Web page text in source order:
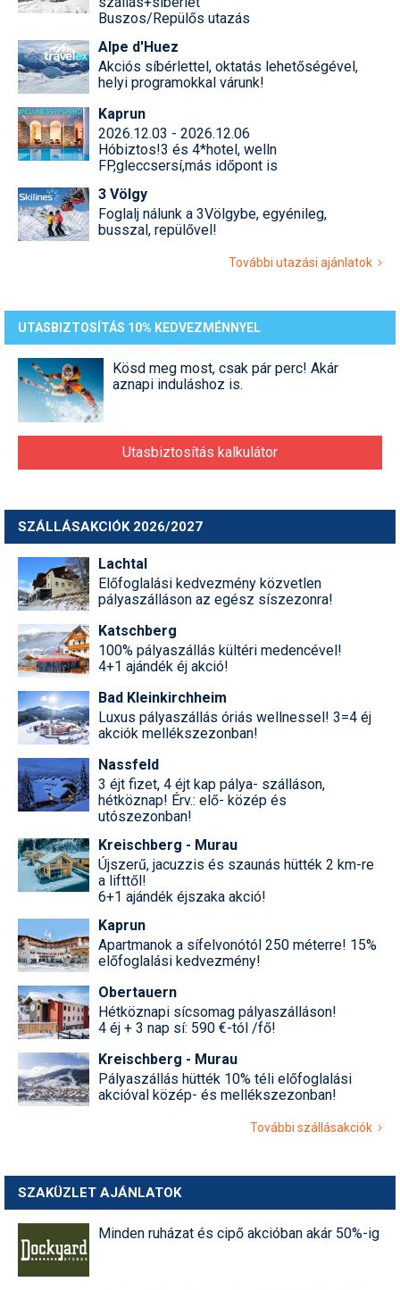
Buszos/Repülős utazás
Alpe d'Huez
Akciós síbérlettel, oktatás lehetőségével,
helyi programokkal várunk!
Kaprun
2026.12.03 - 2026.12.06
Hóbiztos!3 és 4*hotel, welln
FP,gleccsersí,más időpont is
3 Völgy
Foglalj nálunk a 3Völgybe, egyénileg,
busszal, repülővel!
További utazási ajánlatok
UTASBIZTOSÍTÁS 10% KEDVEZMÉNNYEL
Kösd meg most, csak pár perc! Akár
aznapi induláshoz is.
Utasbiztosítás kalkulátor
SZÁLLÁSAKCIÓK 2026/2027
Lachtal
Előfoglalási kedvezmény közvetlen
pályaszálláson az egész síszezonra!
Katschberg
100% pályaszállás kültéri medencével!
4+1 ajándék éj akció!
Bad Kleinkirchheim
Luxus pályaszállás óriás wellnessel! 3=4 éj
akciók mellékszezonban!
Nassfeld
3 éjt fizet, 4 éjt kap pálya- szálláson,
hétköznap! Érv.: elő- közép és
utószezonban!
Kreischberg - Murau
Újszerű, jacuzzis és szaunás hütték 2 km-re
a lifttől!
6+1 ajándék éjszaka akció!
Kaprun
Apartmanok a sífelvonótól 250 méterre! 15%
előfoglalási kedvezmény!
Obertauern
Hétköznapi sícsomag pályaszálláson!
4 éj + 3 nap sí: 590 €-tól /fő!
Kreischberg - Murau
Pályaszállás hütték 10% téli előfoglalási
akcióval közép- és mellékszezonban!
További szállásakciók
SZAKÜZLET AJÁNLATOK
Minden ruházat és cipő akcióban akár 50%-ig